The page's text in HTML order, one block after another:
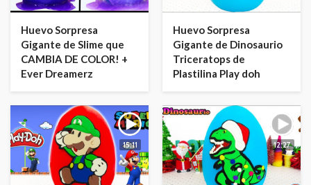
Huevo Sorpresa
Gigante de Slime que
CAMBIA DE COLOR! +
Ever Dreamerz
Huevo Sorpresa
Gigante de Dinosaurio
Triceratops de
Plastilina Play doh
15:11 12:27